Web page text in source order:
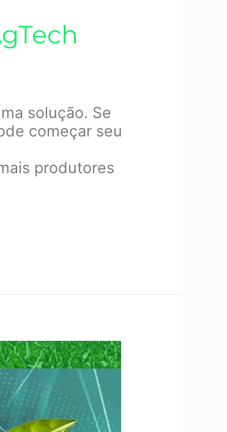
solução. Se
começar seu
produtores